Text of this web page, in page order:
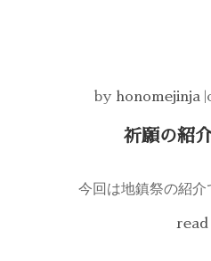
by honomejinja
祈願の紹
今回は地鎮祭の紹